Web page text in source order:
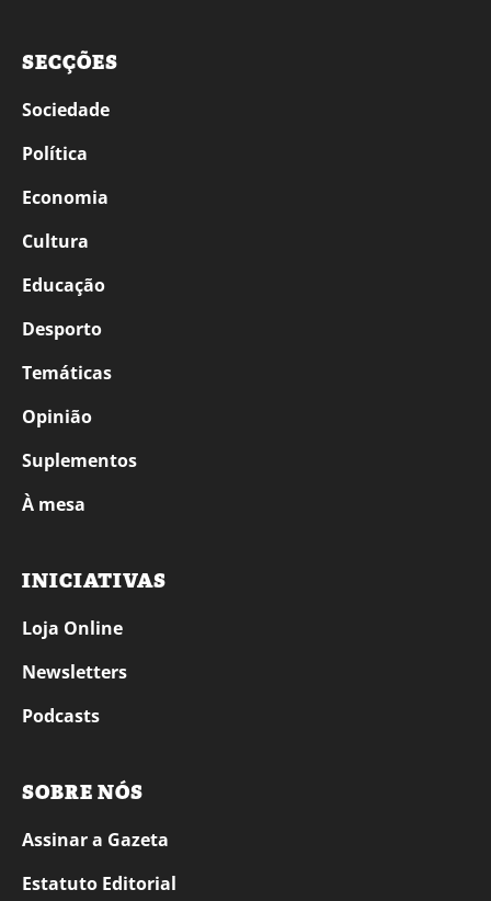
SECÇÕES
Sociedade
Política
Economia
Cultura
Educação
Desporto
Temáticas
Opinião
Suplementos
À mesa
INICIATIVAS
Loja Online
Newsletters
Podcasts
SOBRE NÓS
Assinar a Gazeta
Estatuto Editorial